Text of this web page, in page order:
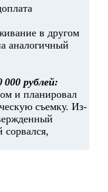
в другом
аналогичный
рублей:
и планировал
съемку. Из-
сорвался,